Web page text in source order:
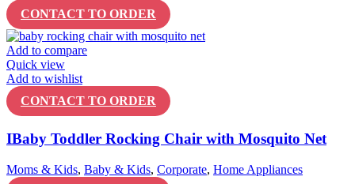
CONTACT TO ORDER
Add to compare
Quick view
Add to wishlist
CONTACT TO ORDER
IBaby Toddler Rocking Chair with Mosquito Net
Moms & Kids, Baby & Kids, Corporate, Home Appliances